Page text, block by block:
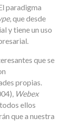
paradigma
, que desde
y tiene un uso
que se
propias.
Webex
ellos
que a nuestra